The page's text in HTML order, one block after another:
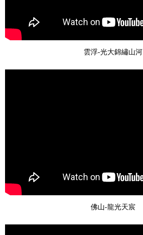
雲浮-光大錦繡山河
佛山-龍光天宸